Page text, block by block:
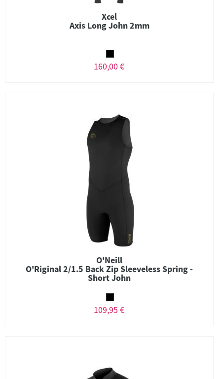
Xcel
Axis Long John 2mm
160,00 €
O'Neill
O'Riginal 2/1.5 Back Zip Sleeveless Spring -
Short John
109,95 €